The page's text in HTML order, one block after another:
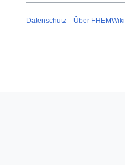
Datenschutz Über FHEMWiki